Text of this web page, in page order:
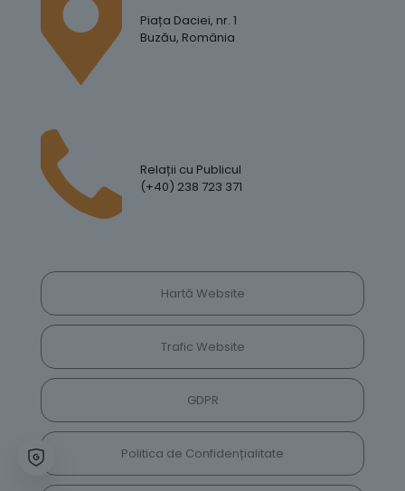
Piața Daciei, nr. 1
Buzău, România
Relații cu Publicul
(+40) 238 723 371
Hartă Website
Trafic Website
GDPR
Politica de Confidențialitate